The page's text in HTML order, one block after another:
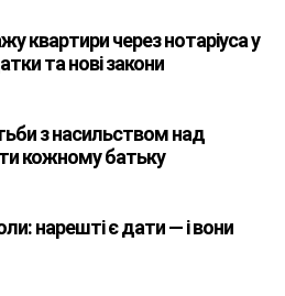
квартири через нотаріуса у
та нові закони
з насильством над
кожному батьку
нарешті є дати — і вони